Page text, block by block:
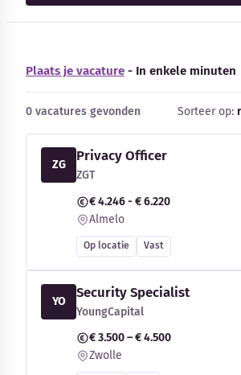
Plaats je vacature - In enkele minuten
0 vacatures gevonden Sorteer op:
ZG
Privacy Officer
ZGT
€ 4.246 - € 6.220
Almelo
Op locatie Vast
YO
Security Specialist
YoungCapital
€ 3.500 – € 4.500
Zwolle